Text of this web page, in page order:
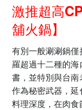
激推超高
舖火鍋】
有別一般涮涮鍋
羅超過十二種的
書，並特別與台
作為秘密武器，
料理深度，在肉食